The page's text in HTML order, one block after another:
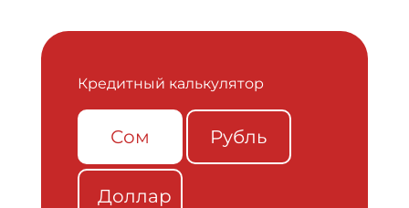
Кредитный калькулятор
Сом Рубль
Доллар